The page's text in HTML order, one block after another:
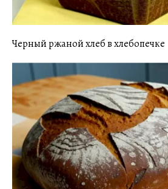
Черный ржаной хлеб в хлебопечке